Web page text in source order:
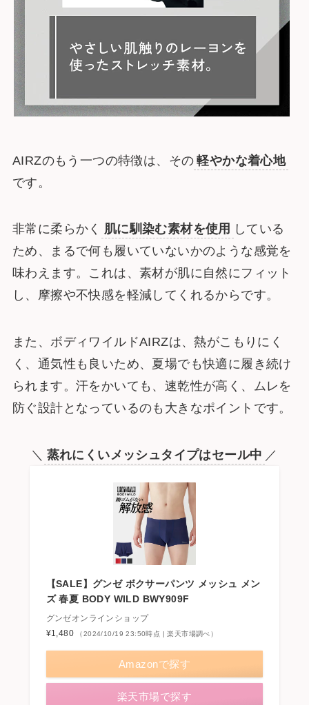
AIRZのもう一つの特徴は、その 軽やかな着心地
です。
非常に柔らかく 肌に馴染む素材を使用 している
ため、まるで何も履いていないかのような感覚を
味わえます。これは、素材が肌に自然にフィット
し、摩擦や不快感を軽減してくれるからです。
また、ボディワイルドAIRZは、熱がこもりにく
く、通気性も良いため、夏場でも快適に履き続け
られます。汗をかいても、速乾性が高く、ムレを
防ぐ設計となっているのも大きなポイントです。
＼ 蒸れにくいメッシュタイプはセール中 ／
【SALE】グンゼ ボクサーパンツ メッシュ メン
ズ 春夏 BODY WILD BWY909F
グンゼオンラインショップ
¥1,480
（2024/10/19 23:50時点 | 楽天市場調べ）
Amazonで探す
楽天市場で探す